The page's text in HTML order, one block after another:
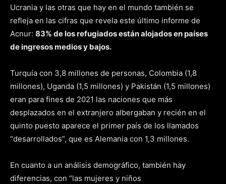
Ucrania y las otras que hay en el mundo también se
refleja en las cifras que revela este último informe de
Acnur: 83% de los refugiados están alojados en países
de ingresos medios y bajos.
Turquía con 3,8 millones de personas, Colombia (1,8
millones), Uganda (1,5 millones) y Pakistán (1,5 millones)
eran para fines de 2021 las naciones que más
desplazados en el extranjero albergaban y recién en el
quinto puesto aparece el primer país de los llamados
“desarrollados”, que es Alemania con 1,3 millones.
En cuanto a un análisis demográfico, también hay
diferencias, con “las mujeres y niños